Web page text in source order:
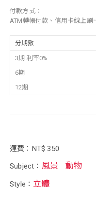
付款方式：
ATM轉帳付款、信用卡線上刷
分期數
3期 利率0%
6期
12期
運費：NT$ 350
Subject： 風景 動物
Style： 立體